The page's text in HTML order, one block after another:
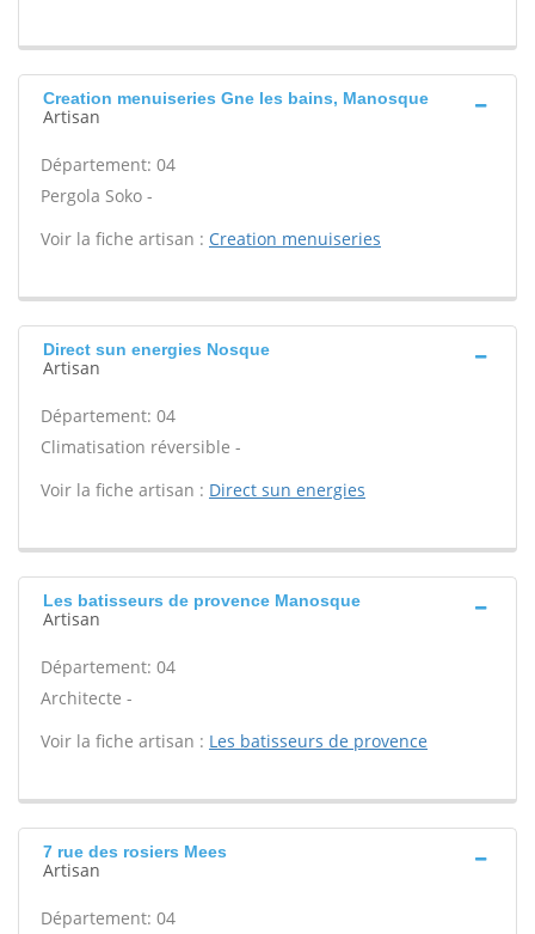
Creation menuiseries Gne les bains, Manosque
Artisan
Département: 04
Pergola Soko -
Voir la fiche artisan : Creation menuiseries
Direct sun energies Nosque
Artisan
Département: 04
Climatisation réversible -
Voir la fiche artisan : Direct sun energies
Les batisseurs de provence Manosque
Artisan
Département: 04
Architecte -
Voir la fiche artisan : Les batisseurs de provence
7 rue des rosiers Mees
Artisan
Département: 04